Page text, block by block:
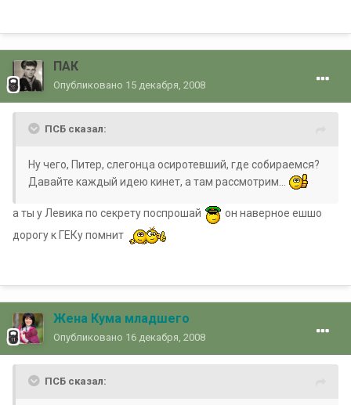
ПАК
Опубликовано 15 декабря, 2008
ПСБ сказал:
Ну чего, Питер, слегонца осиротевший, где собираемся?
Давайте каждый идею кинет, а там рассмотрим...
а ты у Левика по секрету поспрошай
он наверное ешшо
дорогу к ГЕКу помнит
Жена Кума младшего
Опубликовано 16 декабря, 2008
ПСБ сказал: